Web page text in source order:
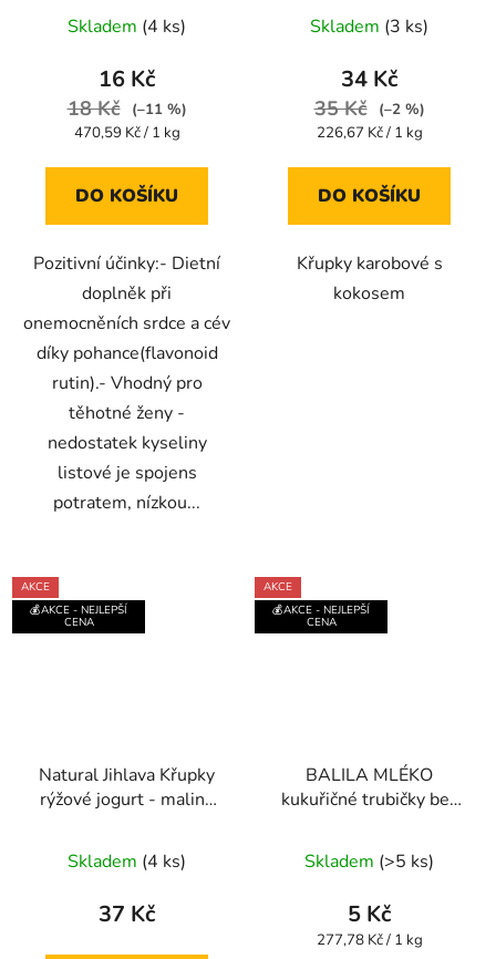
hodnocení
produktu
je
5,0
5
Skladem (4 ks)
16 Kč
18 Kč
(–11 %)
Měrná
470,59 Kč / 1 kg
DO KOŠÍKU
Pozitivní účinky:- Dietní
doplněk při
onemocněních srdce a cév
díky pohance(flavonoid
rutin).- Vhodný pro
těhotné ženy -
nedostatek kyseliny
listové je spojens
potratem, nízkou...
140 g
hodnocení
produktu
je
5,0
5
Skladem (3 ks)
34 Kč
35 Kč
(–2 %)
Měrná
226,67 Kč / 1 kg
DO KOŠÍKU
Křupky karobové s
kokosem
AKCE
💰AKCE - NEJLEPŠÍ
CENA
Natural Jihlava Křupky
rýžové jogurt - malina
Skladem (4 ks)
37 Kč
AKCE
💰AKCE - NEJLEPŠÍ
CENA
BALILA MLÉKO
kukuřičné trubičky bez
hodnocení
produktu
je
Skladem (>5 ks)
5 Kč
Měrná
277,78 Kč / 1 kg